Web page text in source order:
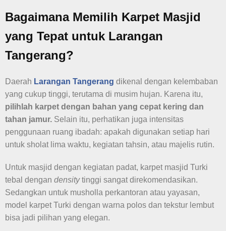
Bagaimana Memilih Karpet Masjid
yang Tepat untuk Larangan
Tangerang?
Daerah Larangan Tangerang dikenal dengan kelembaban
yang cukup tinggi, terutama di musim hujan. Karena itu,
pilihlah karpet dengan bahan yang cepat kering dan
tahan jamur. Selain itu, perhatikan juga intensitas
penggunaan ruang ibadah: apakah digunakan setiap hari
untuk sholat lima waktu, kegiatan tahsin, atau majelis rutin.
Untuk masjid dengan kegiatan padat, karpet masjid Turki
tebal dengan densitytinggi sangat direkomendasikan.
Sedangkan untuk musholla perkantoran atau yayasan,
model karpet Turki dengan warna polos dan tekstur lembut
bisa jadi pilihan yang elegan.